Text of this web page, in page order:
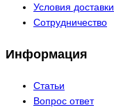
Условия доставки
Сотрудничество
Информация
Статьи
Вопрос ответ